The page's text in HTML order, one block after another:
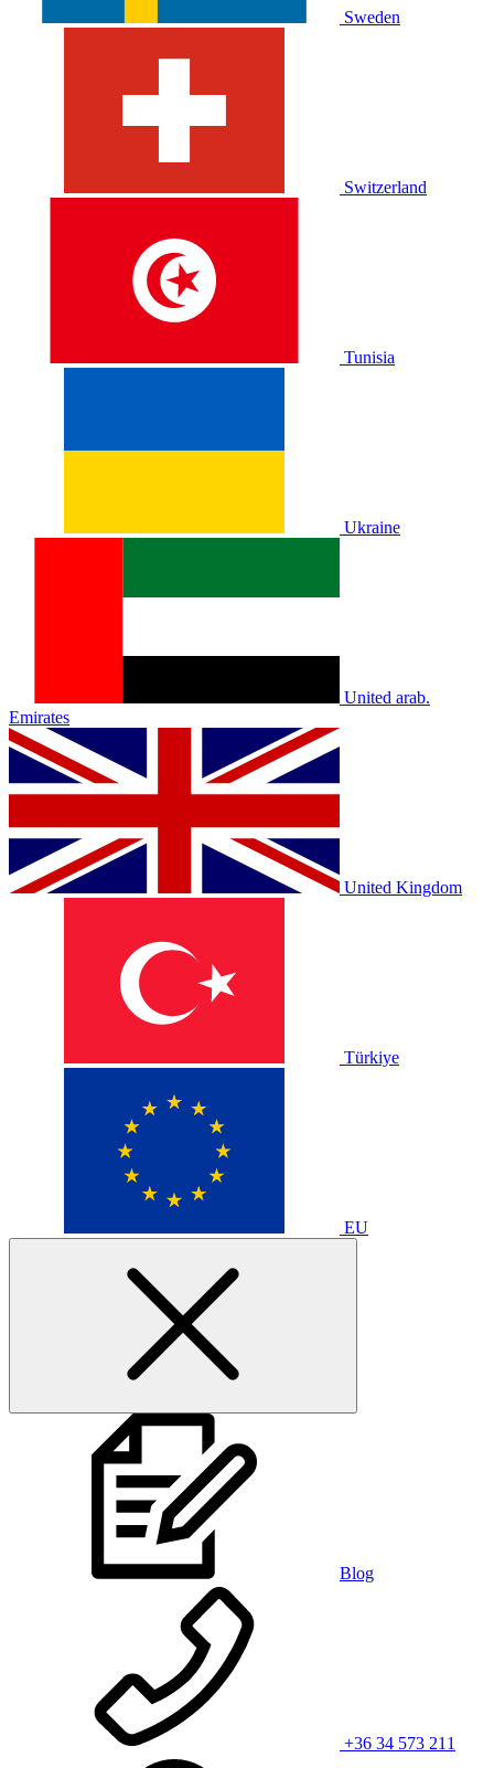
Sweden
Switzerland
Tunisia
Ukraine
United arab.
Emirates
United Kingdom
Türkiye
EU
Blog
+36 34 573 211